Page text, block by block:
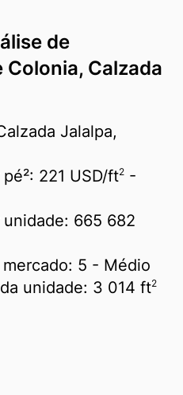
de
Calzada
Jalalpa,
221 USD/ft2 -
665 682
5 - Médio
unidade: 3 014 ft2